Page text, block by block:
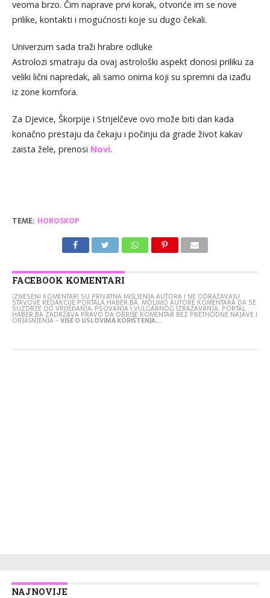
veoma brzo. Čim naprave prvi korak, otvoriće im se nove
prilike, kontakti i mogućnosti koje su dugo čekali.
Univerzum sada traži hrabre odluke
Astrolozi smatraju da ovaj astrološki aspekt donosi priliku za
veliki lični napredak, ali samo onima koji su spremni da izađu
iz zone komfora.
Za Djevice, Škorpije i Strijelčeve ovo može biti dan kada
konačno prestaju da čekaju i počinju da grade život kakav
zaista žele, prenosi Novi.
TEME: HOROSKOP
FACEBOOK KOMENTARI
IZNESENI KOMENTARI SU PRIVATNA MIŠLJENJA AUTORA I NE ODRAŽAVAJU
STAVOVE REDAKCIJE PORTALA HABER.BA. MOLIMO AUTORE KOMENTARA DA SE
SUZDRŽE OD VRIJEĐANJA, PSOVANJA I VULGARNOG IZRAŽAVANJA. PORTAL
HABER.BA ZADRŽAVA PRAVO DA OBRIŠE KOMENTAR BEZ PRETHODNE NAJAVE I
OBJAŠNJENJA -VIŠE O USLOVIMA KORIŠTENJA...
NAJNOVIJE